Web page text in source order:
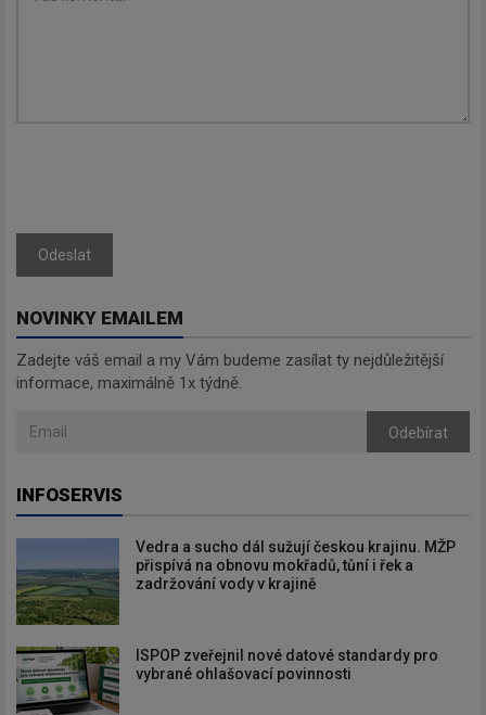
Odeslat
NOVINKY EMAILEM
Zadejte váš email a my Vám budeme zasílat ty nejdůležitější
informace, maximálně 1x týdně.
Odebírat
INFOSERVIS
Vedra a sucho dál sužují českou krajinu. MŽP
přispívá na obnovu mokřadů, tůní i řek a
zadržování vody v krajině
ISPOP zveřejnil nové datové standardy pro
vybrané ohlašovací povinnosti